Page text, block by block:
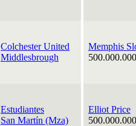
Colchester United
Middlesbrough
Memphis
Estudiantes
San Martín (Mza)
Elliot Price